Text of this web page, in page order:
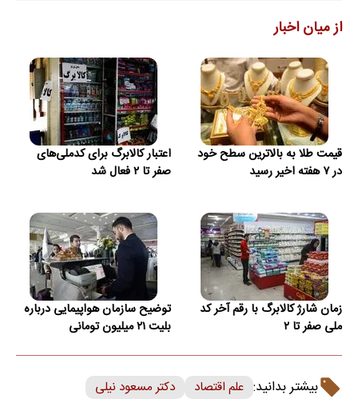
از میان اخبار
قیمت طلا به بالاترین سطح خود
در ۷ هفته اخیر رسید
اعتبار کالابرگ برای کدملی‌های
صفر تا ۲ فعال شد
زمان شارژ کالابرگ با رقم آخر کد
ملی صفر تا ۲
توضیح سازمان هواپیمایی درباره
بلیت ۲۱ میلیون تومانی
بیشتر بدانید: علم اقتصاد دکتر مسعود نیلی